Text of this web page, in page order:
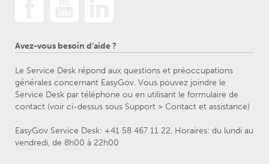
Avez-vous besoin d’aide ?
Le Service Desk répond aux questions et préoccupations
générales concernant EasyGov. Vous pouvez joindre le
Service Desk par téléphone ou en utilisant le formulaire de
contact (voir ci-dessus sous Support > Contact et assistance)
EasyGov Service Desk: +41 58 467 11 22, Horaires: du lundi au
vendredi, de 8h00 à 22h00